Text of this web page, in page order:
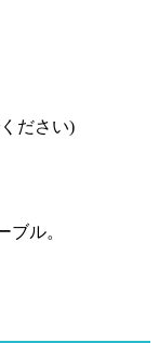
ださい)
ブル。